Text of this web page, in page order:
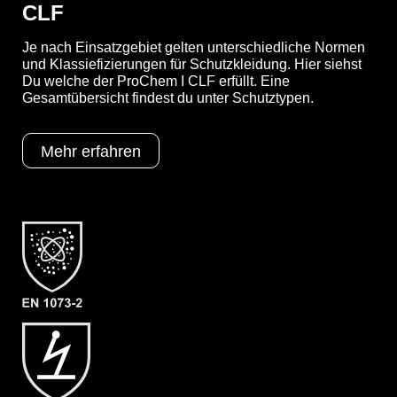
YouTube-Video anzeigen (Cookie-Einstellungen
Optionen
A = Ergonomische Stiefelsocke (EX
Bereich)
Schutztypen
Kategorie
CLF
Je nach Einsatzgebiet gelten unterschiedliche Normen
und Klassiefizierungen für Schutzkleidung. Hier siehst
Du welche der ProChem I CLF erfüllt. Eine
Gesamtübersicht findest du unter Schutztypen.
Mehr erfahren